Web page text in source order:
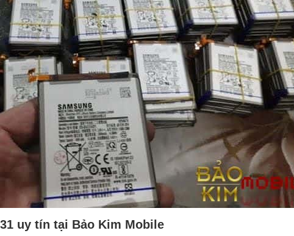
uy tín tại Bảo Kim Mobile